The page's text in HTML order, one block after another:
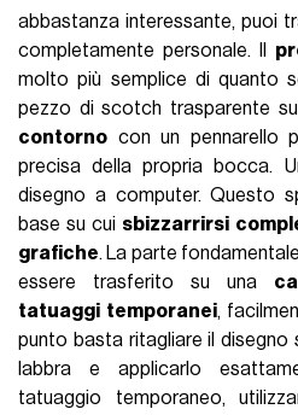
abbastanza interessante, puoi
completamente personale. Il
molto più semplice di quanto
pezzo di scotch trasparente
contorno con un pennarello
precisa della propria bocca.
disegno a computer. Questo
base su cui sbizzarrirsi
grafiche. La parte
essere trasferito su una
tatuaggi temporanei,
punto basta ritagliare il disegno
labbra e applicarlo
tatuaggio temporaneo,